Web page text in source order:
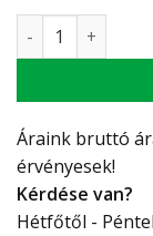
Herz Strömax-
Áraink bruttó
érvényesek!
Kérdése van?
Hétfőtől -